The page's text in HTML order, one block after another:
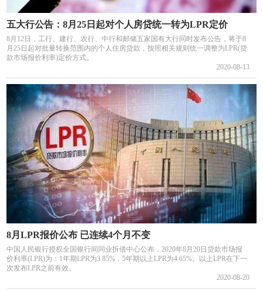
五大行公告：8月25日起对个人房贷统一转为LPR定价
8月12日，工行、建行、农行、中行和邮储五家国有大行同时发布公告，将于8
月25日起对批量转换范围内的个人住房贷款，按照相关规则统一调整为LPR(贷
款市场报价利率)定价方式。
2020-08-13
8月LPR报价公布 已连续4个月不变
中国人民银行授权全国银行间同业拆借中心公布，2020年8月20日贷款市场报
价利率(LPR)为：1年期LPR为3 85%，5年期以上LPR为4 65%。以上LPR在下一
次发布LPR之前有效。
2020-08-20